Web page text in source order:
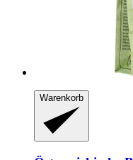
Warenkorb